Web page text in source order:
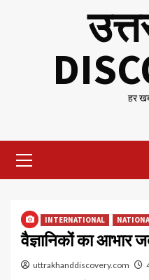
हर
Menu
INTERNATIONAL
वैज्ञानिकों का आभार
uttrakhanddiscovery.com